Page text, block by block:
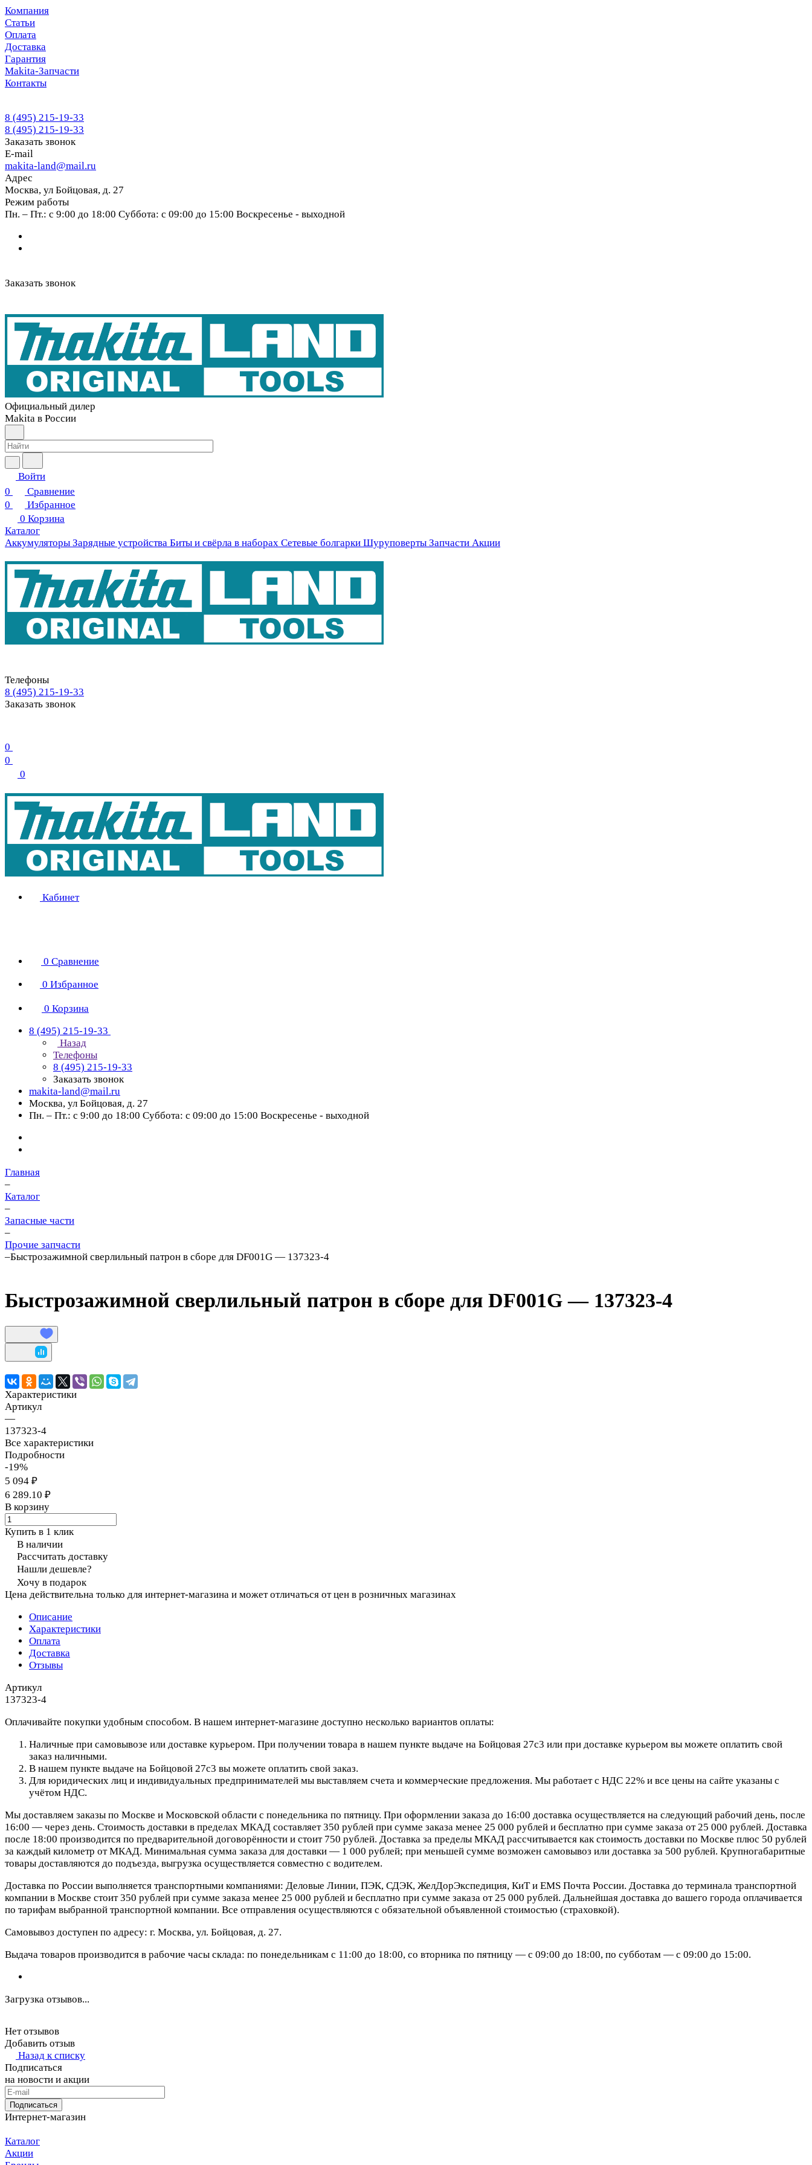
Компания
Статьи
Оплата
Доставка
Гарантия
Makita-Запчасти
Контакты
8 (495) 215-19-33
8 (495) 215-19-33
Заказать звонок
E-mail
makita-land@mail.ru
Адрес
Москва, ул Бойцовая, д. 27
Режим работы
Пн. – Пт.: с 9:00 до 18:00 Суббота: с 09:00 до 15:00 Воскресенье - выходной
Заказать звонок
Официальный дилер
Makita в России
Войти
0
Сравнение
0
Избранное
0 Корзина
Каталог
Аккумуляторы Зарядные устройства Биты и свёрла в наборах Сетевые болгарки Шуруповерты Запчасти Акции
Телефоны
8 (495) 215-19-33
Заказать звонок
0
0
0
Кабинет
0 Сравнение
0 Избранное
0 Корзина
8 (495) 215-19-33
Назад
Телефоны
8 (495) 215-19-33
Заказать звонок
makita-land@mail.ru
Москва, ул Бойцовая, д. 27
Пн. – Пт.: с 9:00 до 18:00 Суббота: с 09:00 до 15:00 Воскресенье - выходной
Главная
–
Каталог
–
Запасные части
–
Прочие запчасти
–Быстрозажимной сверлильный патрон в сборе для DF001G — 137323-4
Быстрозажимной сверлильный патрон в сборе для DF001G — 137323-4
Характеристики
Артикул
—
137323-4
Все характеристики
Подробности
-19%
5 094 ₽
6 289.10 ₽
В корзину
Купить в 1 клик
В наличии
Рассчитать доставку
Нашли дешевле?
Хочу в подарок
Цена действительна только для интернет-магазина и может отличаться от цен в розничных магазинах
Описание
Характеристики
Оплата
Доставка
Отзывы
Артикул
137323-4
Оплачивайте покупки удобным способом. В нашем интернет-магазине доступно несколько вариантов оплаты:
Наличные при самовывозе или доставке курьером. При получении товара в нашем пункте выдаче на Бойцовая 27с3 или при доставке курьером вы можете оплатить свой
заказ наличными.
В нашем пункте выдаче на Бойцовой 27с3 вы можете оплатить свой заказ.
Для юридических лиц и индивидуальных предпринимателей мы выставляем счета и коммерческие предложения. Мы работает с НДС 22% и все цены на сайте указаны с
учётом НДС.
Мы доставляем заказы по Москве и Московской области с понедельника по пятницу. При оформлении заказа до 16:00 доставка осуществляется на следующий рабочий день, после
16:00 — через день. Стоимость доставки в пределах МКАД составляет 350 рублей при сумме заказа менее 25 000 рублей и бесплатно при сумме заказа от 25 000 рублей. Доставка
после 18:00 производится по предварительной договорённости и стоит 750 рублей. Доставка за пределы МКАД рассчитывается как стоимость доставки по Москве плюс 50 рублей
за каждый километр от МКАД. Минимальная сумма заказа для доставки — 1 000 рублей; при меньшей сумме возможен самовывоз или доставка за 500 рублей. Крупногабаритные
товары доставляются до подъезда, выгрузка осуществляется совместно с водителем.
Доставка по России выполняется транспортными компаниями: Деловые Линии, ПЭК, СДЭК, ЖелДорЭкспедиция, КиТ и EMS Почта России. Доставка до терминала транспортной
компании в Москве стоит 350 рублей при сумме заказа менее 25 000 рублей и бесплатно при сумме заказа от 25 000 рублей. Дальнейшая доставка до вашего города оплачивается
по тарифам выбранной транспортной компании. Все отправления осуществляются с обязательной объявленной стоимостью (страховкой).
Самовывоз доступен по адресу: г. Москва, ул. Бойцовая, д. 27.
Выдача товаров производится в рабочие часы склада: по понедельникам с 11:00 до 18:00, со вторника по пятницу — с 09:00 до 18:00, по субботам — с 09:00 до 15:00.
Загрузка отзывов...
Нет отзывов
Добавить отзыв
Назад к списку
Подписаться
на новости и акции
Подписаться
Интернет-магазин
Каталог
Акции